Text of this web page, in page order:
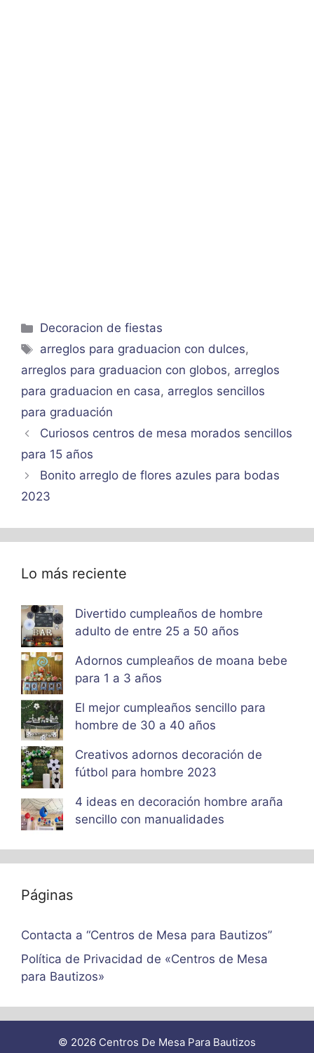
Categorías
Decoracion de fiestas
Etiquetas
arreglos para graduacion con dulces,
arreglos para graduacion con globos, arreglos
para graduacion en casa, arreglos sencillos
para graduación
Curiosos centros de mesa morados sencillos
para 15 años
Bonito arreglo de flores azules para bodas
2023
Lo más reciente
Divertido cumpleaños de hombre
adulto de entre 25 a 50 años
Adornos cumpleaños de moana bebe
para 1 a 3 años
El mejor cumpleaños sencillo para
hombre de 30 a 40 años
Creativos adornos decoración de
fútbol para hombre 2023
4 ideas en decoración hombre araña
sencillo con manualidades
Páginas
Contacta a “Centros de Mesa para Bautizos”
Política de Privacidad de «Centros de Mesa
para Bautizos»
© 2026 Centros De Mesa Para Bautizos